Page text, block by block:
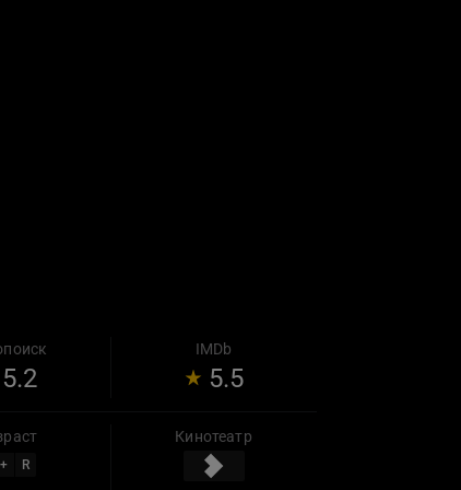
5.2
IMDb
5.5
+ R
Кинотеатр